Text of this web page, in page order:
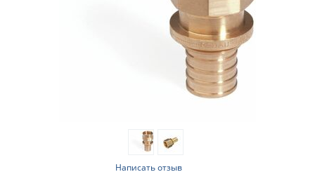
Написать отзыв